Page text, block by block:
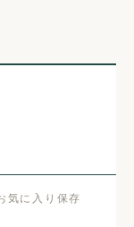
気に入り保存